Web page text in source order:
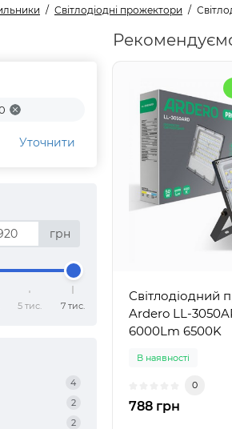
Світлодіодні прожектори
Уточнити
грн
5 тис. 7 тис.
4
2
2
Світлодіодний
Ardero LL-
6000Lm 6500K
В наявності
0
788 грн